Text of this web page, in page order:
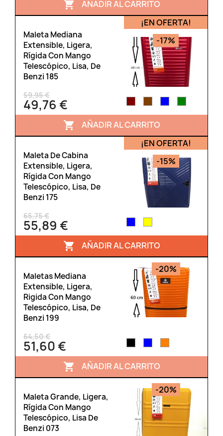
 AÑADIR AL CARRITO
Maleta Mediana
Extensible, Ligera,
Rígida Con Mango
Telescópico, Lisa, De
Benzi 185
59,95 €
49,76 €
¡EN OFERTA!
-17%
 AÑADIR AL CARRITO
Maleta De Cabina
Extensible, Ligera,
Rígida Con Mango
Telescópico, Lisa, De
Benzi 175
65,75 €
55,89 €
¡EN OFERTA!
-15%
 AÑADIR AL CARRITO
Maletas Mediana
Extensible, Ligera,
Rigida Con Mango
Telescópico, Lisa, De
Benzi 199
64,50 €
51,60 €
-20%
 AÑADIR AL CARRITO
Maleta Grande, Ligera,
Rígida Con Mango
Telescópico, Lisa De
Benzi 073
-20%